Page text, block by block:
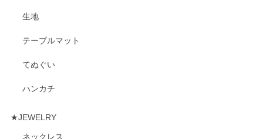
生地
テーブルマット
てぬぐい
ハンカチ
★JEWELRY
ネックレス